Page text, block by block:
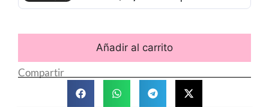
Añadir al carrito
Compartir